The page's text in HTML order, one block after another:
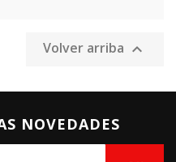
Volver arriba 
NOVEDADES